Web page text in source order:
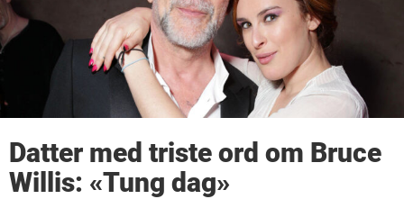
Datter med triste ord om Bruce
Willis: «Tung dag»